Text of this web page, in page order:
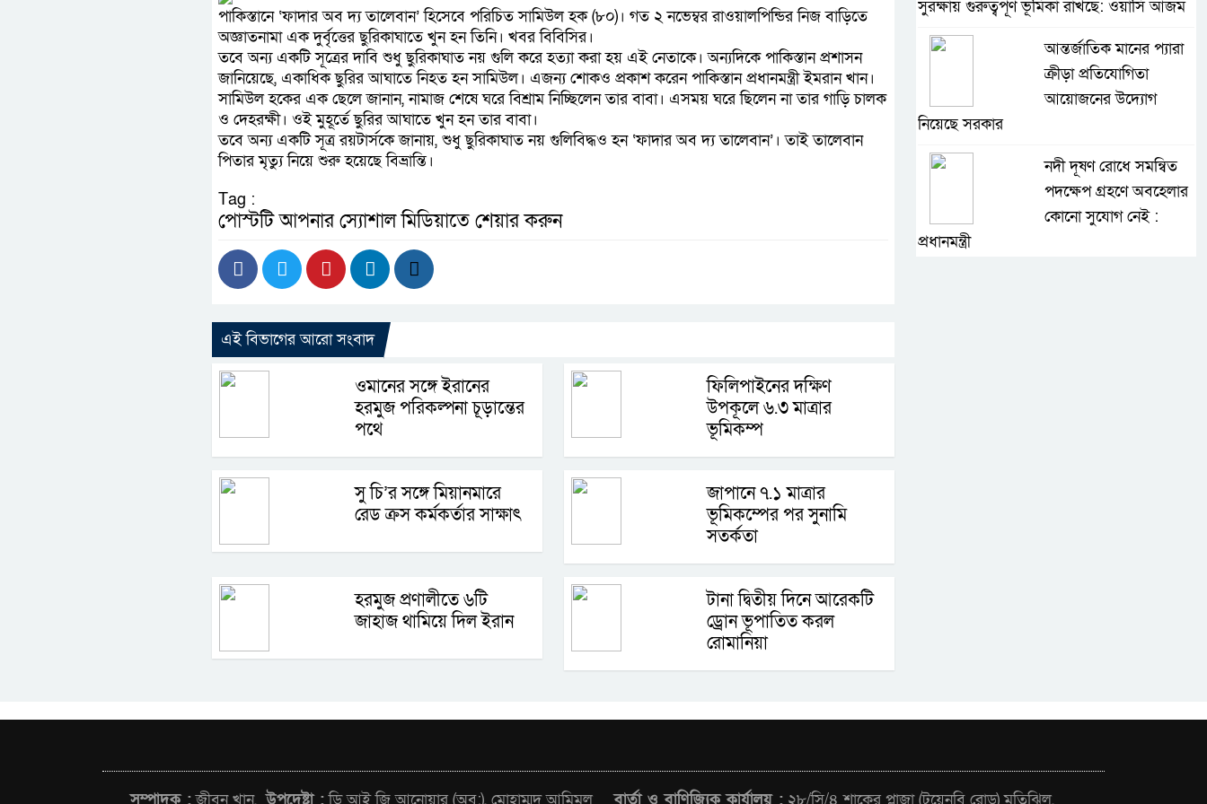
পাকিস্তানে ‘ফাদার অব দ্য তালেবান’ হিসেবে পরিচিত সামিউল হক (৮০)। গত ২ নভেম্বর রাওয়ালপিন্ডির নিজ বাড়িতে
অজ্ঞাতনামা এক দুর্বৃত্তের ছুরিকাঘাতে খুন হন তিনি। খবর বিবিসির।
তবে অন্য একটি সূত্রের দাবি শুধু ছুরিকাঘাত নয় গুলি করে হত্যা করা হয় এই নেতাকে। অন্যদিকে পাকিস্তান প্রশাসন
জানিয়েছে, একাধিক ছুরির আঘাতে নিহত হন সামিউল। এজন্য শোকও প্রকাশ করেন পাকিস্তান প্রধানমন্ত্রী ইমরান খান।
সামিউল হকের এক ছেলে জানান, নামাজ শেষে ঘরে বিশ্রাম নিচ্ছিলেন তার বাবা। এসময় ঘরে ছিলেন না তার গাড়ি চালক
ও দেহরক্ষী। ওই মুহূর্তে ছুরির আঘাতে খুন হন তার বাবা।
তবে অন্য একটি সূত্র রয়টার্সকে জানায়, শুধু ছুরিকাঘাত নয় গুলিবিদ্ধও হন ‘ফাদার অব দ্য তালেবান’। তাই তালেবান
পিতার মৃত্যু নিয়ে শুরু হয়েছে বিভ্রান্তি।
Tag :
পোস্টটি আপনার স্যোশাল মিডিয়াতে শেয়ার করুন
এই বিভাগের আরো সংবাদ
ওমানের সঙ্গে ইরানের
হরমুজ পরিকল্পনা চূড়ান্তের
পথে
ফিলিপাইনের দক্ষিণ
উপকূলে ৬.৩ মাত্রার
ভূমিকম্প
সু চি’র সঙ্গে মিয়ানমারে
রেড ক্রস কর্মকর্তার সাক্ষাৎ
জাপানে ৭.১ মাত্রার
ভূমিকম্পের পর সুনামি
সতর্কতা
হরমুজ প্রণালীতে ৬টি
জাহাজ থামিয়ে দিল ইরান
টানা দ্বিতীয় দিনে আরেকটি
ড্রোন ভূপাতিত করল
রোমানিয়া
সুরক্ষায় গুরুত্বপূর্ণ ভূমিকা রাখছে: ওয়াসি আজম
আন্তর্জাতিক মানের প্যারা
ক্রীড়া প্রতিযোগিতা
আয়োজনের উদ্যোগ
নিয়েছে সরকার
নদী দূষণ রোধে সমন্বিত
পদক্ষেপ গ্রহণে অবহেলার
কোনো সুযোগ নেই :
প্রধানমন্ত্রী
জুলাই স্মৃতি জাদুঘরের